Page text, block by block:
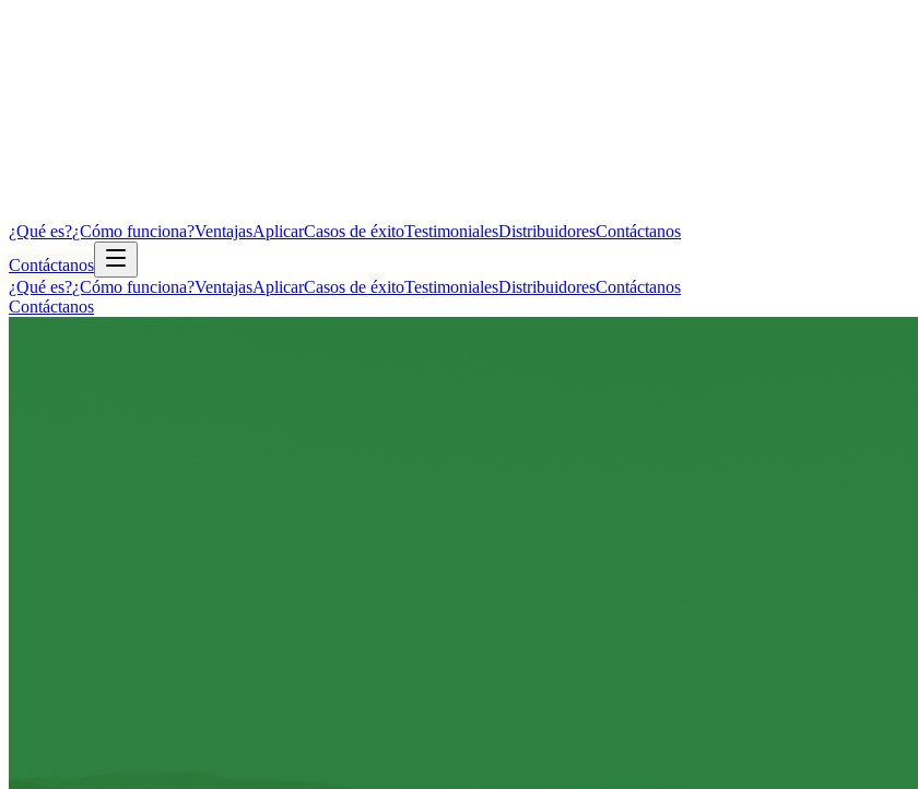
¿Qué es?¿Cómo funciona?VentajasAplicarCasos de éxitoTestimonialesDistribuidoresContáctanos
Contáctanos
¿Qué es?¿Cómo funciona?VentajasAplicarCasos de éxitoTestimonialesDistribuidoresContáctanos
Contáctanos